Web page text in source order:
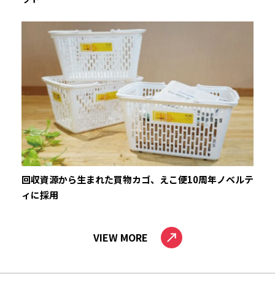
回収資源から生まれた買物カゴ、えこ便10周年ノベルテ
ィに採用
VIEW MORE